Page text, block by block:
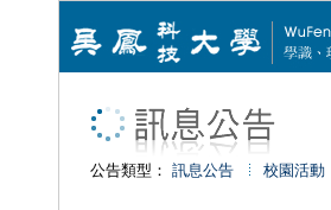
公告類型： 訊息公告 校園活動